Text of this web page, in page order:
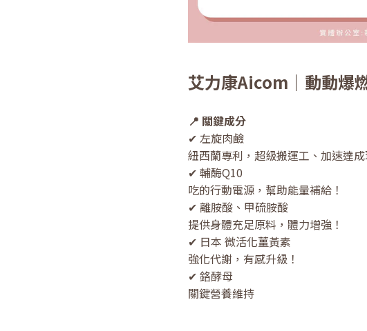
艾力康Aicom｜動動爆
📍 關鍵成分
✔ 左旋肉鹼
紐西蘭專利，超級搬運工、加速達成
✔ 輔酶Q10
吃的行動電源，幫助能量補給！
✔ 離胺酸、甲硫胺酸
提供身體充足原料，體力增強！
✔ 日本 微活化薑黃素
強化代謝，有感升級！
✔ 鉻酵母
關鍵營養維持